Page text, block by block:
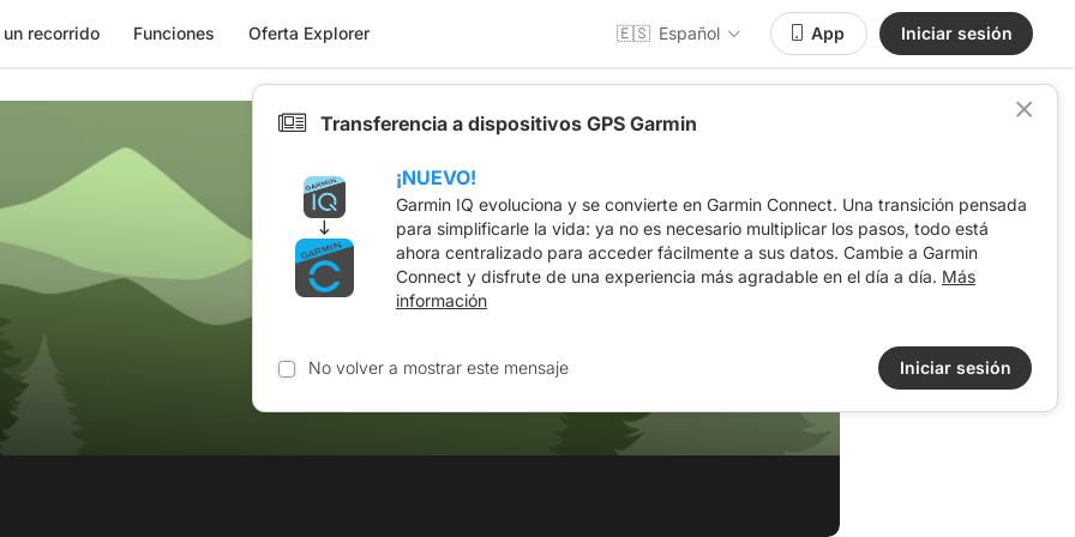
recorrido Funciones Oferta Explorer 🇪🇸 Español App Iniciar sesión
Transferencia a dispositivos GPS Garmin
¡NUEVO!
Garmin IQ evoluciona y se convierte en Garmin Connect. Una transición pensada
para simplificarle la vida: ya no es necesario multiplicar los pasos, todo está
ahora centralizado para acceder fácilmente a sus datos. Cambie a Garmin
Connect y disfrute de una experiencia más agradable en el día a día. Más
información
No volver a mostrar este mensaje Iniciar sesión